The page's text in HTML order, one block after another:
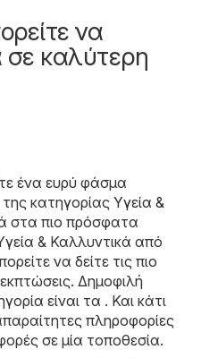
να
καλύτερη
ένα ευρύ φάσμα
κατηγορίας Υγεία &
στα πιο πρόσφατα
& Καλλυντικά από
να δείτε τις πιο
Δημοφιλή
είναι τα . Και κάτι
πληροφορίες
σε μία τοποθεσία.